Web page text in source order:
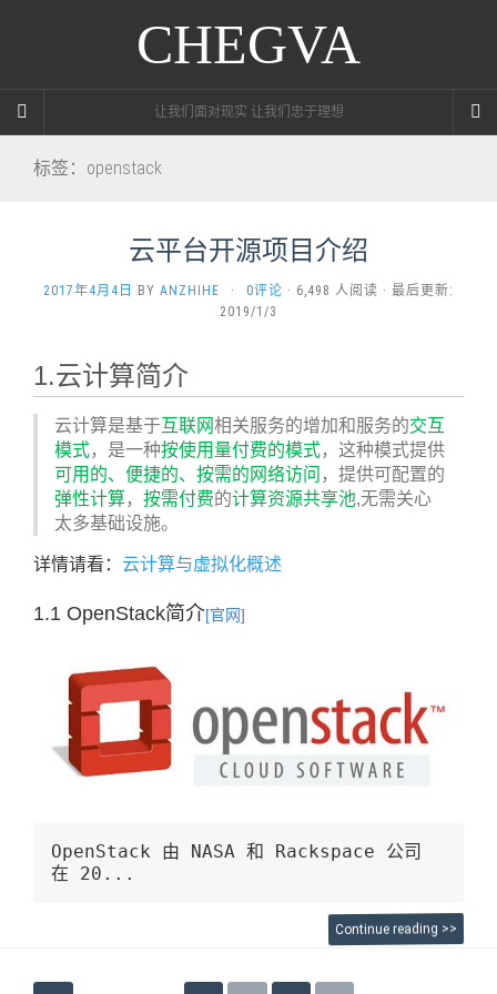
CHEGVA
让我们面对现实 让我们忠于理想
标签：openstack
云平台开源项目介绍
2017年4月4日 BY ANZHIHE · 0评论 · 6,498 人阅读 · 最后更新:
2019/1/3
1.云计算简介
云计算是基于互联网相关服务的增加和服务的交互
模式，是一种按使用量付费的模式，这种模式提供
可用的、便捷的、按需的网络访问 ，提供可配置的
弹性计算， 按需付费的计算资源共享池,无需关心
太多基础设施。
详情请看： 云计算与虚拟化概述
1.1 OpenStack简介[官网]
OpenStack 由 NASA 和 Rackspace 公司
在 20...
Continue reading >>